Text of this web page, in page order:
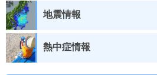
地震情報
熱中症情報